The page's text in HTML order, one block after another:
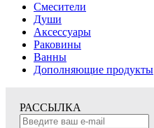
Смесители
Души
Аксессуары
Раковины
Ванны
Дополняющие продукты
РАССЫЛКА